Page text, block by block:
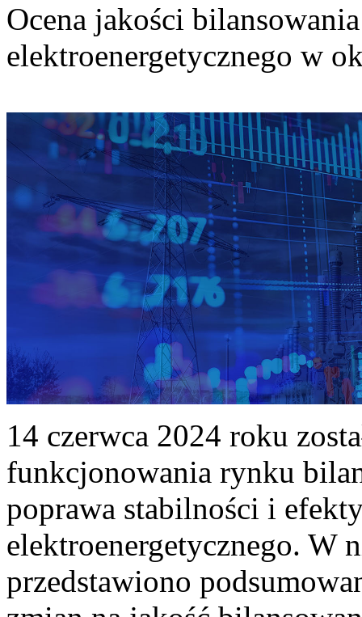
Ocena jakości
elektroenergetycznego w
14 czerwca 2024 roku
funkcjonowania rynku
poprawa stabilności i
elektroenergetycznego. W
przedstawiono